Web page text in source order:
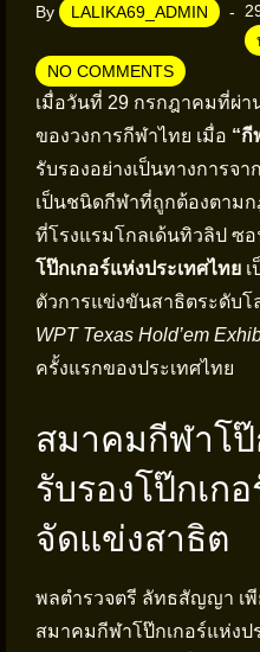
By LALIKA69_ADMIN
NO COMMENTS
เมื่อวันที่ 29 กรกฎาคมที่ผ่
ของวงการกีฬาไทย เมื่อ “กี
รับรองอย่างเป็นทางการจาก
เป็นชนิดกีฬาที่ถูกต้องตาม
ที่โรงแรมโกลเด้นทิวลิป ซ
โป๊กเกอร์แห่งประเทศไทย
ตัวการแข่งขันสาธิตระดับโ
WPT Texas Hold’em
ครั้งแรกของประเทศไทย
สมาคมกีฬาโป๊
รับรองโป๊กเก
จัดแข่งสาธิต
พลตำรวจตรี ลัทธสัญญา เ
สมาคมกีฬาโป๊กเกอร์แห่งป